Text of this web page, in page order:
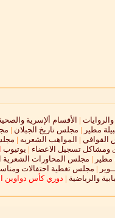
| الأقسام ألإسرية
مطير | مجلس تاريخ الجبلان |
| المواهب الشعريه |
ومشاكل تسجيل الاعضاء | يوتيوب
| مجلس المحاورات الشعرية
| مجلس تغطية احتفالات
والرياضية | دوري كأس دواوين